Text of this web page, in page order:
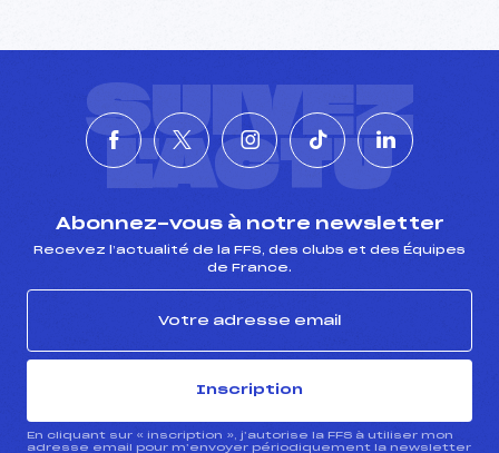
SUIVEZ
L'ACTU
Abonnez-vous à notre newsletter
Recevez l’actualité de la FFS, des clubs et des Équipes
de France.
Inscription
En cliquant sur « inscription », j’autorise la FFS à utiliser mon
adresse email pour m’envoyer périodiquement la newsletter